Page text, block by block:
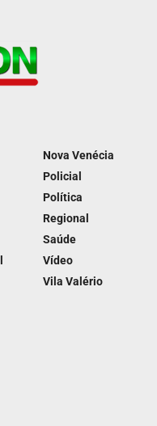
Nova Venécia
Policial
Política
Regional
Saúde
Vídeo
Vila Valério